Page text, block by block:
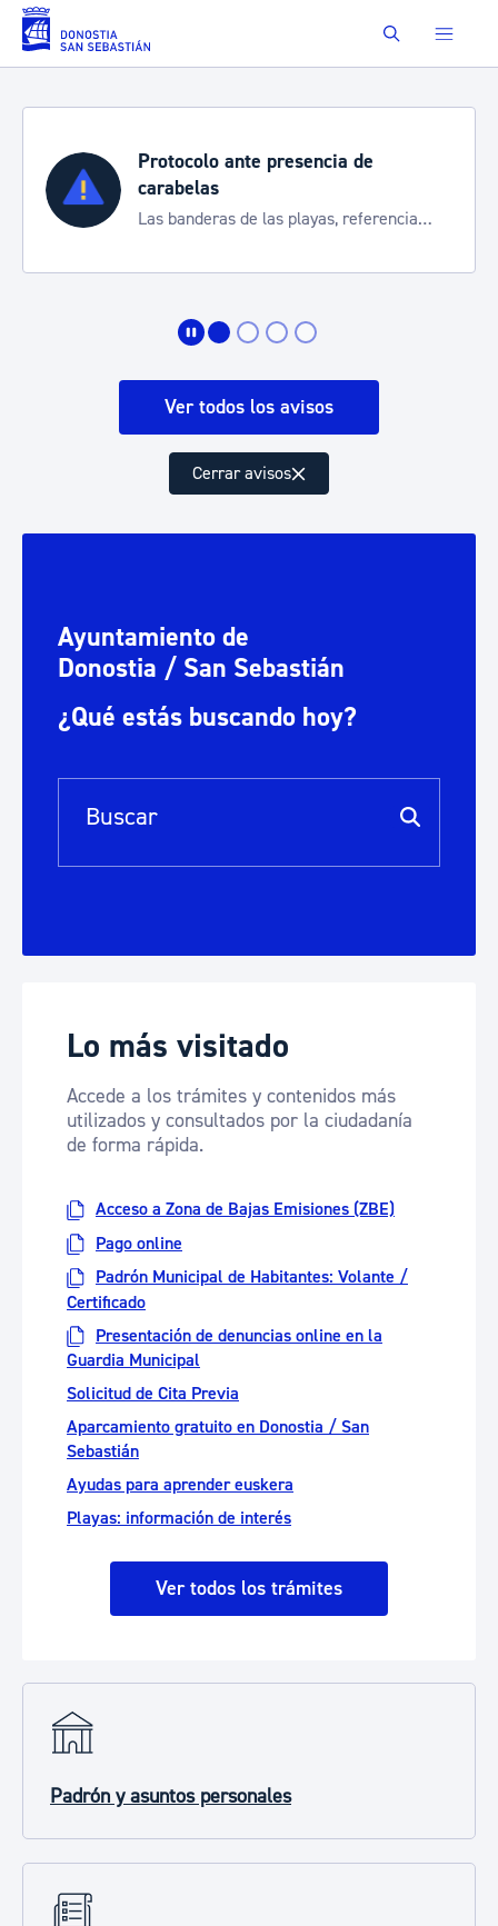
Saltar al contenido principal Buscar
presencia de
de las playas, referencia
Cortes de
de transporte
Ver todos los avisos
Cerrar avisos
Ayuntamiento de
Donostia / San Sebastián
¿Qué estás buscando hoy?
Barra de búsqueda
Lo más visitado
Accede a los trámites y contenidos más
utilizados y consultados por la ciudadanía
de forma rápida.
Acceso a Zona de Bajas Emisiones (ZBE)
Pago online
Padrón Municipal de Habitantes: Volante /
Certificado
Presentación de denuncias online en la
Guardia Municipal
Solicitud de Cita Previa
Aparcamiento gratuito en Donostia / San
Sebastián
Ayudas para aprender euskera
Playas: información de interés
Ver todos los trámites
Padrón y asuntos personales